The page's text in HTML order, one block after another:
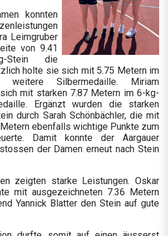
konnten
Leimgruber
von 9.41
Stein die
holte sie sich mit 5.75 Metern im
weitere Silbermedaille. Miriam
mit starken 7.87 Metern im 6-kg-
Ergänzt wurden die starken
durch Sarah Schönbächler, die mit
ebenfalls wichtige Punkte zum
Damit konnte der Aargauer
der Damen erneut nach Stein
zeigten starke Leistungen. Oskar
mit ausgezeichneten 7.36 Metern
Yannick Blatter den Stein auf gute